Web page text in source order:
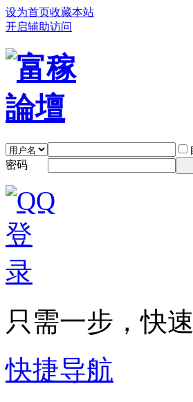
设为首页收藏本站
开启辅助访问
密码
只需一步，快
快捷导航